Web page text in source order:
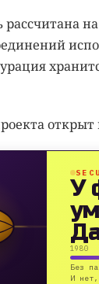
рассчитана
открыт
У
1980
Без
И нет,